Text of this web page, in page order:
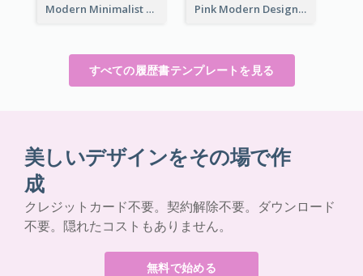
Modern Minimalist Marketing Resume Pink Modern Design Resume
すべての履歴書テンプレートを見る
美しいデザインをその場で作
成
クレジットカード不要。契約解除不要。ダウンロード
不要。隠れたコストもありません。
無料で始める